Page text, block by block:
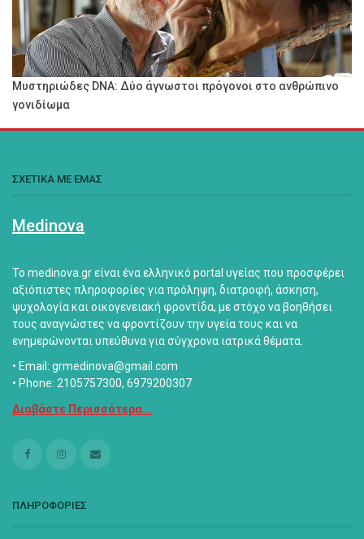
Μυστηριώδες DNA: Δύο άγνωστοι πρόγονοι στο ανθρώπινο
γονιδίωμα
ΣΧΕΤΙΚΑ ΜΕ ΕΜΑΣ
Medinova
Το medinova.gr είναι ένα ελληνικό portal υγείας που προσφέρει
αξιόπιστες πληροφορίες για πρόληψη, διατροφή, άσκηση,
ψυχολογία και οικογενειακή φροντίδα, με στόχο να βοηθήσει
τους αναγνώστες να φροντίζουν την υγεία τους και να
ενημερώνονται υπεύθυνα για σύγχρονα ιατρικά θέματα.
• Email: grmedinova@gmail.com
• Phone: 2105757300, 6979200307
Διαβάστε Περισσότερα...
ΠΛΗΡΟΦΟΡΙΕΣ